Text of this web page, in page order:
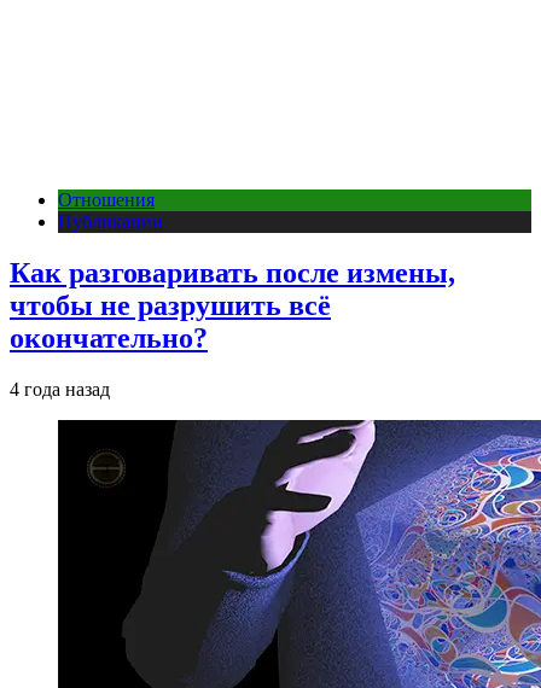
Отношения
Публикации
Как разговаривать после измены,
чтобы не разрушить всё
окончательно?
4 года назад